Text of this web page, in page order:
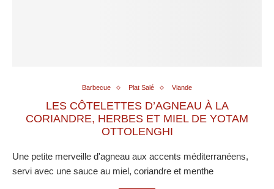
Barbecue Plat Salé Viande
LES CÔTELETTES D’AGNEAU À LA
CORIANDRE, HERBES ET MIEL DE YOTAM
OTTOLENGHI
Une petite merveille d'agneau aux accents méditerranéens,
servi avec une sauce au miel, coriandre et menthe